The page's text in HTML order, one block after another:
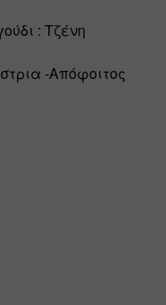
: Τζένη
-Απόφοιτος